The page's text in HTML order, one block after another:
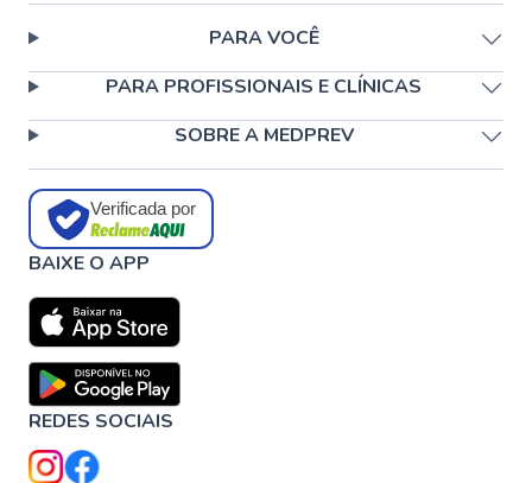
PARA VOCÊ
PARA PROFISSIONAIS E CLÍNICAS
SOBRE A MEDPREV
Verificada por
BAIXE O APP
REDES SOCIAIS